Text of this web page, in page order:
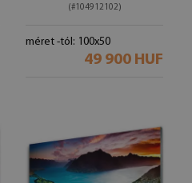
(#104912102)
méret -tól: 100x50
49 900 HUF